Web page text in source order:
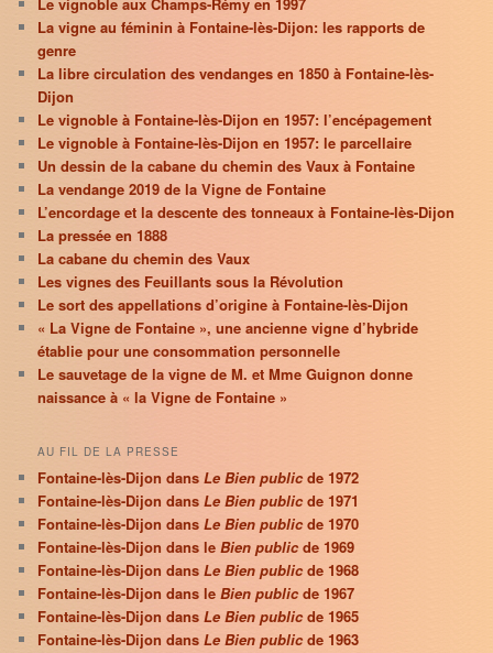
La vigne au féminin à Fontaine-lès-Dijon: les rapports de
genre
La libre circulation des vendanges en 1850 à Fontaine-lès-
Dijon
Le vignoble à Fontaine-lès-Dijon en 1957: l’encépagement
Le vignoble à Fontaine-lès-Dijon en 1957: le parcellaire
Un dessin de la cabane du chemin des Vaux à Fontaine
La vendange 2019 de la Vigne de Fontaine
L’encordage et la descente des tonneaux à Fontaine-lès-Dijon
La pressée en 1888
La cabane du chemin des Vaux
Les vignes des Feuillants sous la Révolution
Le sort des appellations d’origine à Fontaine-lès-Dijon
« La Vigne de Fontaine », une ancienne vigne d’hybride
établie pour une consommation personnelle
Le sauvetage de la vigne de M. et Mme Guignon donne
naissance à « la Vigne de Fontaine »
AU FIL DE LA PRESSE
Fontaine-lès-Dijon dansLe Bien publicde 1972
Fontaine-lès-Dijon dansLe Bien public de 1971
Fontaine-lès-Dijon dansLe Bien publicde 1970
Fontaine-lès-Dijon dans leBien publicde 1969
Fontaine-lès-Dijon dansLe Bien public de 1968
Fontaine-lès-Dijon dans leBien publicde 1967
Fontaine-lès-Dijon dansLe Bien publicde 1965
Fontaine-lès-Dijon dansLe Bien public de 1963